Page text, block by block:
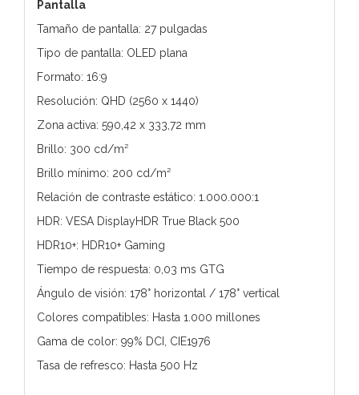
Pantalla
Tamaño de pantalla: 27 pulgadas
Tipo de pantalla: OLED plana
Formato: 16:9
Resolución: QHD (2560 x 1440)
Zona activa: 590,42 x 333,72 mm
Brillo: 300 cd/m²
Brillo mínimo: 200 cd/m²
Relación de contraste estático: 1.000.000:1
HDR: VESA DisplayHDR True Black 500
HDR10+: HDR10+ Gaming
Tiempo de respuesta: 0,03 ms GTG
Ángulo de visión: 178° horizontal / 178° vertical
Colores compatibles: Hasta 1.000 millones
Gama de color: 99% DCI, CIE1976
Tasa de refresco: Hasta 500 Hz